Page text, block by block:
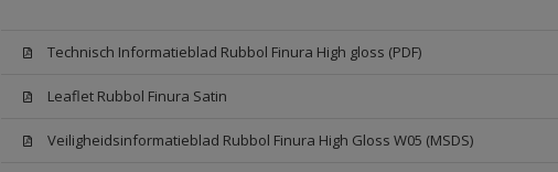
Technisch Informatieblad Rubbol Finura High gloss (PDF)
Leaflet Rubbol Finura Satin
Veiligheidsinformatieblad Rubbol Finura High Gloss W05 (MSDS)